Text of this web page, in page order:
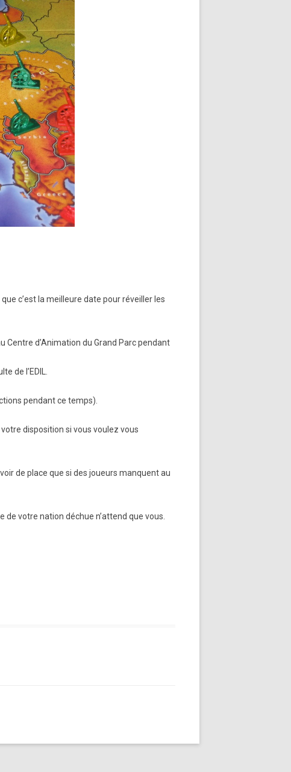
c’est la meilleure date pour réveiller les
Centre d’Animation du Grand Parc pendant
de l’EDIL.
pendant ce temps).
disposition si vous voulez vous
de place que si des joueurs manquent au
votre nation déchue n’attend que vous.